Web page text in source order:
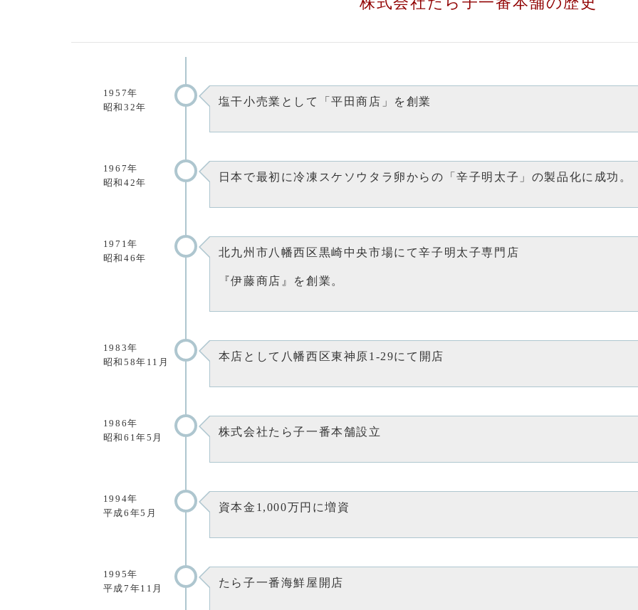
塩干小売業として「平田商店」を創業
1957年
昭和32年
日本で最初に冷凍スケソウタラ卵からの「辛子明太子」の製品化に成功。
1967年
昭和42年
北九州市八幡西区黒崎中央市場にて辛子明太子専門店
『伊藤商店』を創業。
1971年
昭和46年
本店として八幡西区東神原1-29にて開店
1983年
昭和58年11月
株式会社たら子一番本舗設立
1986年
昭和61年5月
資本金1,000万円に増資
1994年
平成6年5月
たら子一番海鮮屋開店
1995年
平成7年11月